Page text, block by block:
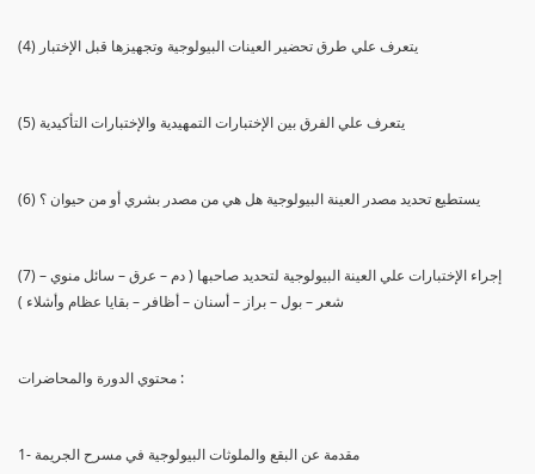
(4) يتعرف علي طرق تحضير العينات البيولوجية وتجهيزها قبل الإختبار
(5) يتعرف علي الفرق بين الإختبارات التمهيدية والإختبارات التأكيدية
(6) يستطيع تحديد مصدر العينة البيولوجية هل هي من مصدر بشري أو من حيوان ؟
(7) إجراء الإختبارات علي العينة البيولوجية لتحديد صاحبها ( دم – عرق – سائل منوي –
شعر – بول – براز – أسنان – أظافر – بقايا عظام وأشلاء )
محتوي الدورة والمحاضرات :
1- مقدمة عن البقع والملوثات البيولوجية في مسرح الجريمة